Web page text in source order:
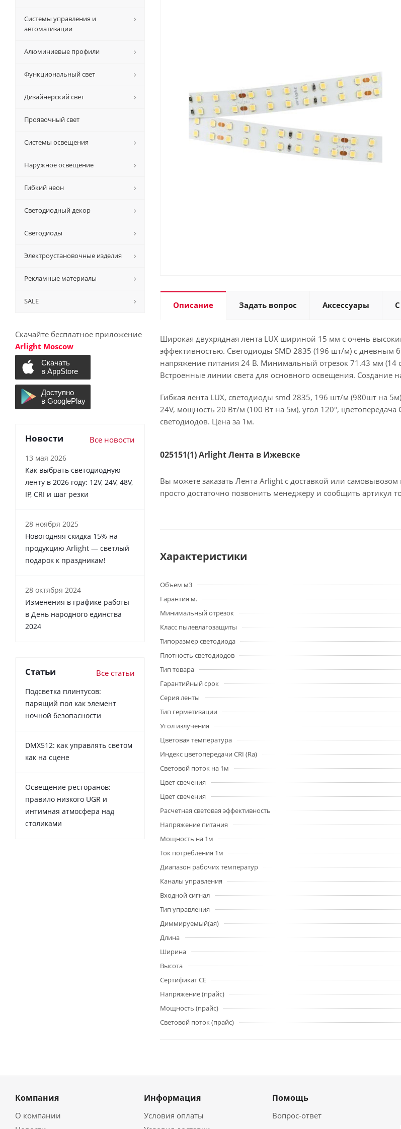
Описание Задать вопрос Аксессуары
Широкая двухрядная лента LUX шириной 15 мм с очень
эффективностью. Светодиоды SMD 2835 (196 шт/м) с дневным
напряжение питания 24 В. Минимальный отрезок 71.43 мм
Встроенные линии света для основного освещения.
Гибкая лента LUX, светодиоды smd 2835, 196 шт/м (980шт на
24V, мощность 20 Вт/м (100 Вт на 5м), угол 120°,
светодиодов. Цена за 1м.
025151(1) Arlight Лента в Ижевске
Вы можете заказать Лента Arlight с доставкой или самовывозом
просто достаточно позвонить менеджеру и сообщить артикул
Характеристики
Объем м3
Гарантия м.
Минимальный отрезок
Класс пылевлагозащиты
Типоразмер светодиода
Плотность светодиодов
Тип товара
Гарантийный срок
Серия ленты
Тип герметизации
Угол излучения
Цветовая температура
Индекс цветопередачи CRI (Ra)
Световой поток на 1м
Цвет свечения
Цвет свечения
Расчетная световая эффективность
Напряжение питания
Мощность на 1м
Ток потребления 1м
Диапазон рабочих температур
Каналы управления
Входной сигнал
Тип управления
Диммируемый(ая)
Длина
Ширина
Высота
Сертификат CE
Напряжение (прайс)
Мощность (прайс)
Световой поток (прайс)
Системы управления и
автоматизации
Алюминиевые профили
Функциональный свет
Дизайнерский свет
Проявочный свет
Системы освещения
Наружное освещение
Гибкий неон
Светодиодный декор
Светодиоды
Электроустановочные изделия
Рекламные материалы
SALE
Скачайте бесплатное приложение
Arlight Moscow
Новости Все новости
13 мая 2026
Как выбрать светодиодную
ленту в 2026 году: 12V, 24V, 48V,
IP, CRI и шаг резки
28 ноября 2025
Новогодняя скидка 15% на
продукцию Arlight — светлый
подарок к праздникам!
28 октября 2024
Изменения в графике работы
в День народного единства
2024
Статьи Все статьи
Подсветка плинтусов:
парящий пол как элемент
ночной безопасности
DMX512: как управлять светом
как на сцене
Освещение ресторанов:
правило низкого UGR и
интимная атмосфера над
столиками
Компания
О компании
Информация
Условия оплаты
Помощь
Вопрос-ответ